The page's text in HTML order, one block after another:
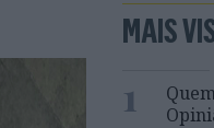
MAIS
1